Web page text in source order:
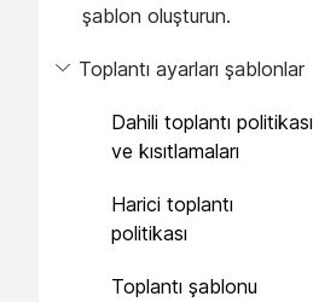
şablon oluşturun.
Toplantı ayarları şablonlar
Dahili toplantı politikası
ve kısıtlamaları
Harici toplantı
politikası
Toplantı şablonu